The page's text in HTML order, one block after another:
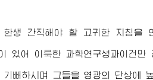
생 간직해야 할 고귀한 지침을
있어 이룩한 과학연구성과이건만
뻐하시며 그들을 영광의 단상에